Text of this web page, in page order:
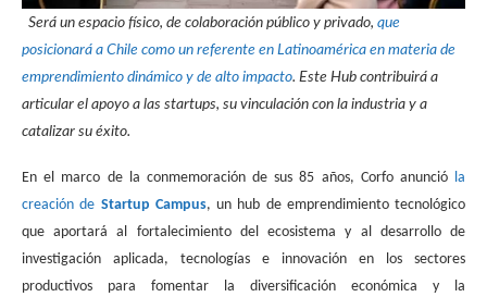
Será un espacio físico, de colaboración público y privado, que
posicionará a Chile como un referente en Latinoamérica en materia de
emprendimiento dinámico y de alto impacto. Este Hub contribuirá a
articular el apoyo a las startups, su vinculación con la industria y a
catalizar su éxito.
En el marco de la conmemoración de sus 85 años, Corfo anunció la
creación de Startup Campus, un hub de emprendimiento tecnológico
que aportará al fortalecimiento del ecosistema y al desarrollo de
investigación aplicada, tecnologías e innovación en los sectores
productivos para fomentar la diversificación económica y la